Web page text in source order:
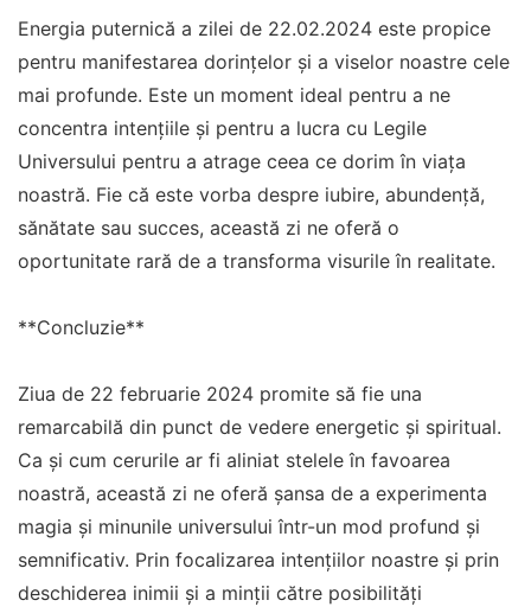
Energia puternică a zilei de 22.02.2024 este propice
pentru manifestarea dorințelor și a viselor noastre cele
mai profunde. Este un moment ideal pentru a ne
concentra intențiile și pentru a lucra cu Legile
Universului pentru a atrage ceea ce dorim în viața
noastră. Fie că este vorba despre iubire, abundență,
sănătate sau succes, această zi ne oferă o
oportunitate rară de a transforma visurile în realitate.
**Concluzie**
Ziua de 22 februarie 2024 promite să fie una
remarcabilă din punct de vedere energetic și spiritual.
Ca și cum cerurile ar fi aliniat stelele în favoarea
noastră, această zi ne oferă șansa de a experimenta
magia și minunile universului într-un mod profund și
semnificativ. Prin focalizarea intențiilor noastre și prin
deschiderea inimii și a minții către posibilități